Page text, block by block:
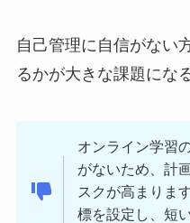
自己管理に自信がない
るかが大きな課題にな
オンライン学習
がないため、計
スクが高まりま
標を設定し、短